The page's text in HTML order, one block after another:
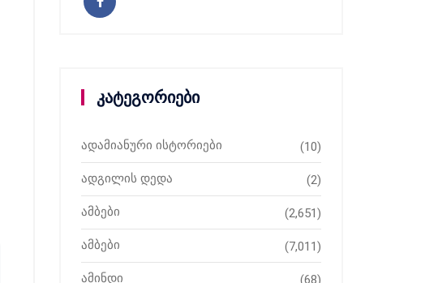
კატეგორიები
ადამიანური ისტორიები (10)
ადგილის დედა (2)
ამბები (2,651)
ამბები (7,011)
ამინდი (68)